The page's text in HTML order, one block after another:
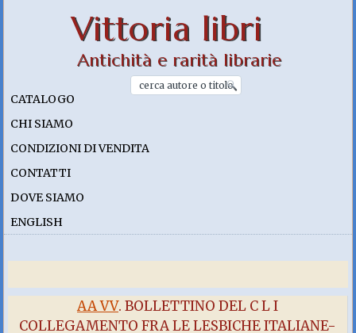
Vittoria libri
Antichità e rarità librarie
CATALOGO
CHI SIAMO
CONDIZIONI DI VENDITA
CONTATTI
DOVE SIAMO
ENGLISH
AA VV. BOLLETTINO DEL C L I
COLLEGAMENTO FRA LE LESBICHE ITALIANE-